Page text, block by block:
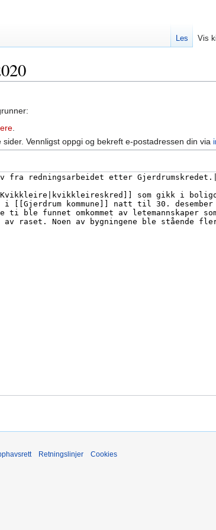
Vennligst oppgi og bekreft e-postadressen din via
Les Vis
Retningslinjer Cookies